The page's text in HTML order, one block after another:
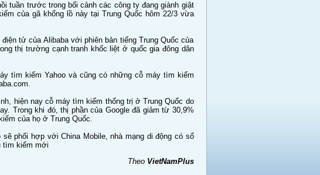
tuần trước trong bối cảnh các công ty đang giành giật
của gã khổng lồ này tại Trung Quốc hôm 22/3 vừa
tử của Alibaba với phiên bản tiếng Trung Quốc của
thị trường cạnh tranh khốc liệt ở quốc gia đông dân
tìm kiếm Yahoo và cũng có những cỗ máy tìm kiếm
hiện nay cỗ máy tìm kiếm thống trị ở Trung Quốc do
Trong khi đó, thị phần của Google đã giảm từ 30,9%
của họ ở Trung Quốc.
phối hợp với China Mobile, nhà mạng di động có số
tìm kiếm mới
Theo VietNamPlus